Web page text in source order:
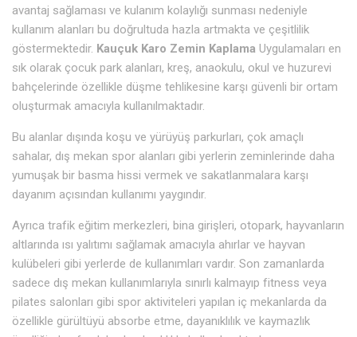
avantaj sağlaması ve kulanım kolaylığı sunması nedeniyle
kullanım alanları bu doğrultuda hazla artmakta ve çeşitlilik
göstermektedir. Kauçuk Karo Zemin Kaplama Uygulamaları en
sık olarak çocuk park alanları, kreş, anaokulu, okul ve huzurevi
bahçelerinde özellikle düşme tehlikesine karşı güvenli bir ortam
oluşturmak amacıyla kullanılmaktadır.
Bu alanlar dışında koşu ve yürüyüş parkurları, çok amaçlı
sahalar, dış mekan spor alanları gibi yerlerin zeminlerinde daha
yumuşak bir basma hissi vermek ve sakatlanmalara karşı
dayanım açısından kullanımı yaygındır.
Ayrıca trafik eğitim merkezleri, bina girişleri, otopark, hayvanların
altlarında ısı yalıtımı sağlamak amacıyla ahırlar ve hayvan
kulübeleri gibi yerlerde de kullanımları vardır. Son zamanlarda
sadece dış mekan kullanımlarıyla sınırlı kalmayıp fitness veya
pilates salonları gibi spor aktiviteleri yapılan iç mekanlarda da
özellikle gürültüyü absorbe etme, dayanıklılık ve kaymazlık